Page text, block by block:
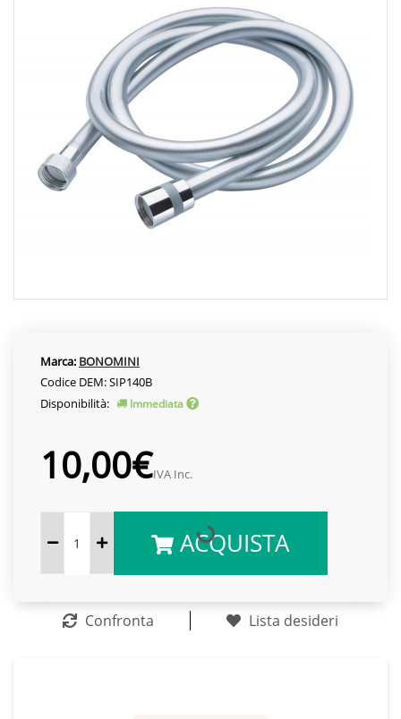
Marca: BONOMINI
Codice DEM: SIP140B
Disponibilità:
Immediata
10,00€IVA Inc.
ACQUISTA
Confronta Lista desideri